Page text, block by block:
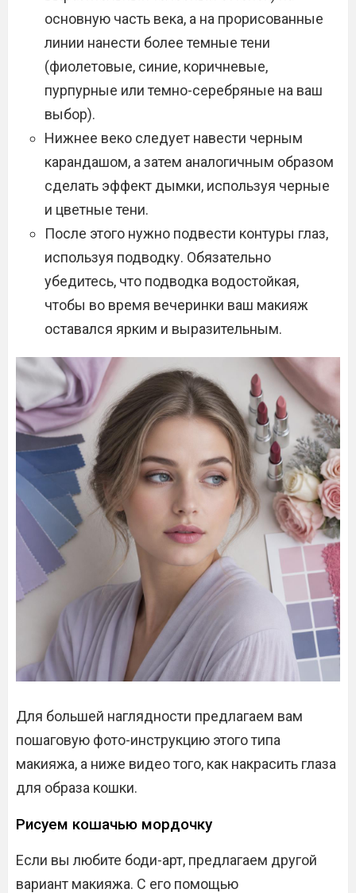
основную часть века, а на прорисованные
линии нанести более темные тени
(фиолетовые, синие, коричневые,
пурпурные или темно-серебряные на ваш
выбор).
Нижнее веко следует навести черным
карандашом, а затем аналогичным образом
сделать эффект дымки, используя черные
и цветные тени.
После этого нужно подвести контуры глаз,
используя подводку. Обязательно
убедитесь, что подводка водостойкая,
чтобы во время вечеринки ваш макияж
оставался ярким и выразительным.
Для большей наглядности предлагаем вам
пошаговую фото-инструкцию этого типа
макияжа, а ниже видео того, как накрасить глаза
для образа кошки.
Рисуем кошачью мордочку
Если вы любите боди-арт, предлагаем другой
вариант макияжа. С его помощью